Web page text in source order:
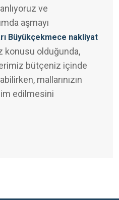
ve
aşmayı
Büyükçekmece nakliyat
konusu olduğunda,
bütçeniz içinde
mallarınızın
edilmesini